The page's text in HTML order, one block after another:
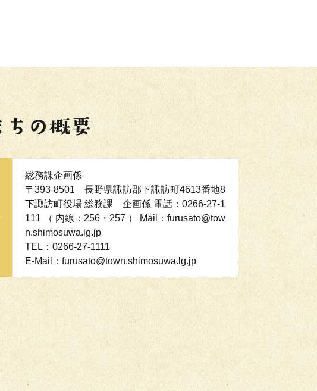
総務課企画係
〒393-8501 長野県諏訪郡下諏訪町4613番地8
下諏訪町役場 総務課 企画係 電話：0266-27-1
111 （ 内線：256・257 ） Mail：furusato@tow
n.shimosuwa.lg.jp
TEL：0266-27-1111
E-Mail：furusato@town.shimosuwa.lg.jp